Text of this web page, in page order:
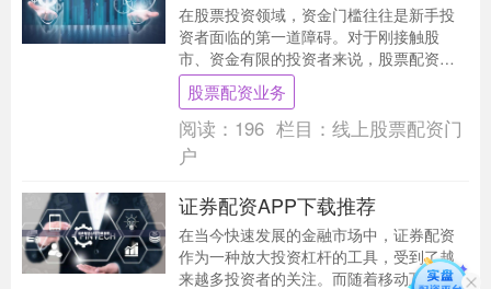
在股票投资领域，资金门槛往往是新手投
资者面临的第一道障碍。对于刚接触股
市、资金有限的投资者来说，股票配资提
供了一条可行的入市路径。本文将详细解
析股票配资的门槛要....
股票配资业务
阅读： 196 栏目： 线上股票配资门
户
证券配资APP下载推荐
在当今快速发展的金融市场中，证券配资
作为一种放大投资杠杆的工具，受到了越
来越多投资者的关注。而随着移动互联网